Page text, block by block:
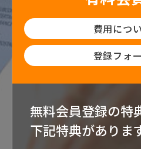
費用につ
登録フォ
無料会員登録の特
下記特典がありま